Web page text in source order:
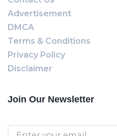
Advertisement
DMCA
Terms & Conditions
Privacy Policy
Disclaimer
Join Our Newsletter